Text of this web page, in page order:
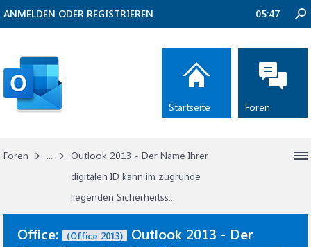
Foren ...
Outlook 2013 - Der Name Ihrer
digitalen ID kann im zugrunde
liegenden Sicherheitss...
Office: (Office 2013)
Outlook 2013 - Der
ANMELDEN ODER REGISTRIEREN 05:47
Startseite Foren